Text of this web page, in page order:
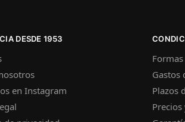
DESDE 1953
en Instagram
Gastos
Plazos